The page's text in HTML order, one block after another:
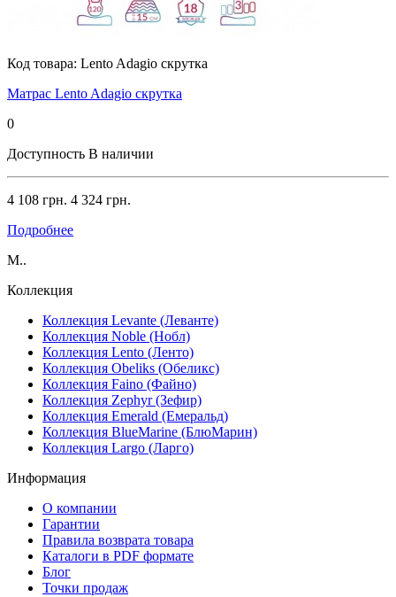
Код товара: Lento Adagio скрутка
Матрас Lento Adagio скрутка
0
Доступность В наличии
4 108 грн. 4 324 грн.
Подробнее
М..
Коллекция
Коллекция Levante (Леванте)
Коллекция Noble (Нобл)
Коллекция Lento (Ленто)
Коллекция Obeliks (Обеликс)
Коллекция Faino (Файно)
Коллекция Zephyr (Зефир)
Коллекция Emerald (Емеральд)
Коллекция BlueMarine (БлюМарин)
Коллекция Largo (Ларго)
Информация
О компании
Гарантии
Правила возврата товара
Каталоги в PDF формате
Блог
Точки продаж